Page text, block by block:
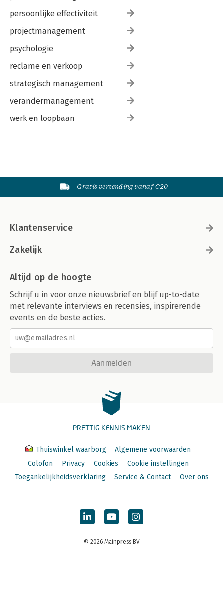
persoonlijke effectiviteit
projectmanagement
psychologie
reclame en verkoop
strategisch management
verandermanagement
werk en loopbaan
Gratis verzending vanaf €20
Klantenservice
Zakelijk
Altijd op de hoogte
Schrijf u in voor onze nieuwsbrief en blijf up-to-date
met relevante interviews en recensies, inspirerende
events en de beste acties.
Aanmelden
PRETTIG KENNIS MAKEN
Thuiswinkel waarborg
Algemene voorwaarden
Colofon
Privacy Cookies
Cookie instellingen
Toegankelijkheidsverklaring
Service & Contact Over ons
© 2026 Mainpress BV